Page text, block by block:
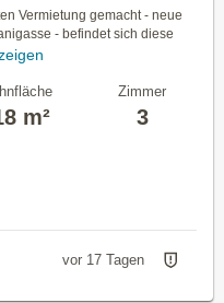
Vermietung gemacht - neue
- befindet sich diese
m²
Zimmer
3
vor 17 Tagen